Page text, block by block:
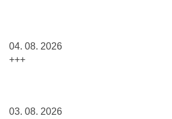
04. 08. 2026
+++
03. 08. 2026